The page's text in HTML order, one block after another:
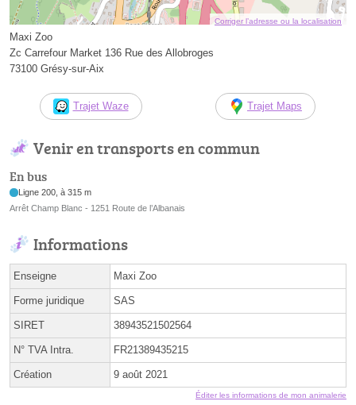
Corriger l’adresse ou la localisation
Maxi Zoo
Zc Carrefour Market 136 Rue des Allobroges
73100 Grésy-sur-Aix
Trajet Waze Trajet Maps
Venir en transports en commun
En bus
Ligne 200, à 315 m
Arrêt Champ Blanc - 1251 Route de l’Albanais
Informations
Enseigne Maxi Zoo
Forme juridique SAS
SIRET 38943521502564
N° TVA Intra. FR21389435215
Création 9 août 2021
Éditer les informations de mon animalerie